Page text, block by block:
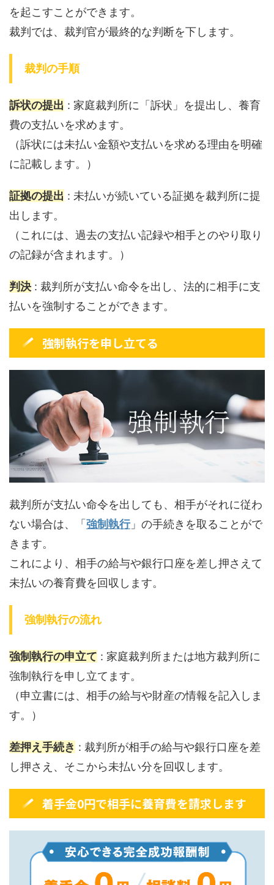
を起こすことができます。
裁判では、裁判官が最終的な判断を下します。
裁判の手順
訴状の提出 : 家庭裁判所に「訴状」を提出し、養育
費の支払いを求めます。
（訴状には未払い金額や支払いを求める理由を明確
に記載します。）
証拠の提出 : 未払いが続いている証拠を裁判所に提
出します。
（これには、過去の支払い記録や相手とのやり取り
の記録が含まれます。）
判決 : 裁判所が支払い命令を出し、法的に相手に支
払いを強制することができます。
強制執行を申し立てる
裁判所が支払い命令を出しても、相手がそれに従わ
ない場合は、「 強制執行」の手続きを取ることがで
きます。
これにより、相手の給与や銀行口座を差し押さえて
未払いの養育費を回収します。
強制執行の流れ
強制執行の申立て : 家庭裁判所または地方裁判所に
強制執行を申し立てます。
（申立書には、相手の給与や財産の情報を記入しま
す。）
差押え手続き : 裁判所が相手の給与や銀行口座を差
し押さえ、そこから未払い分を回収します。
着手金0円で相手に養育費を請求します